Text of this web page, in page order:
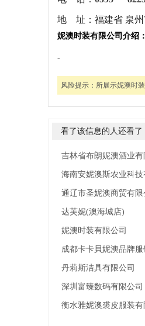
地 址： 福建省 泉州
妮澳时装有限公司介绍：
-
风险提示： 所展示妮澳时
看了该信息的人还看了
吉林省布朗妮澳酒业有
海南安妮澳斯农业科技
通辽市圣妮澳商贸有限
达芙妮(澳海城店)
妮澳时装有限公司
成都卡卡貝妮澳品牌服
丹莉斯洁具有限公司
深圳富臻数码有限公司
衡水雅妮澳裘皮服装有